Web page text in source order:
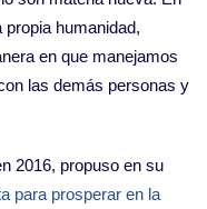
humanidad,
en que manejamos
las demás personas y
2016, propuso en su
para prosperar en la